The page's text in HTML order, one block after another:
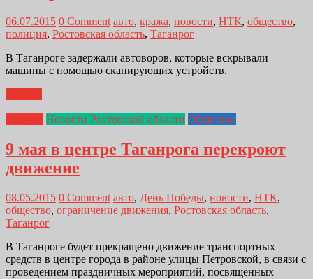
06.07.2015 0 Comment авто, кража, новости, НТК, общество,
полиция, Ростовская область, Таганрог
В Таганроге задержали автоворов, которые вскрывали
машины с помощью сканирующих устройств.
Новости Ростовской области Общество
9 мая в центре Таганрога перекроют
движение
08.05.2015 0 Comment авто, День Победы, новости, НТК,
общество, ограничение движения, Ростовская область,
Таганрог
В Таганроге будет прекращено движение транспортных
средств в центре города в районе улицы Петровской, в связи с
проведением праздничных мероприятий, посвящённых